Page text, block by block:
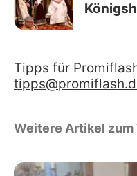
Tipps für
Weitere Artikel zum